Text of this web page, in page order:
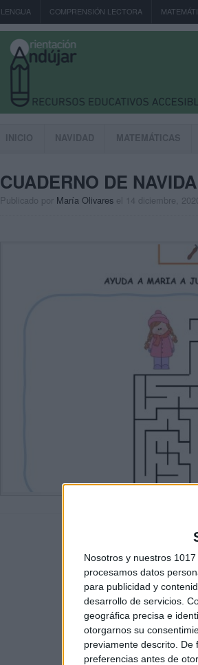
Nosotros y nuestros 1017
procesamos datos
para publicidad y
desarrollo de servicios.
geográfica precisa e
otorgarnos su
previamente descrito.
preferencias antes de
LENGUA COMPRENSIÓN LECTORA
INICIO NAVIDAD MATEMÁTICAS
CUADERNO DE
Publicado por María Olivares el 14 diciembre,